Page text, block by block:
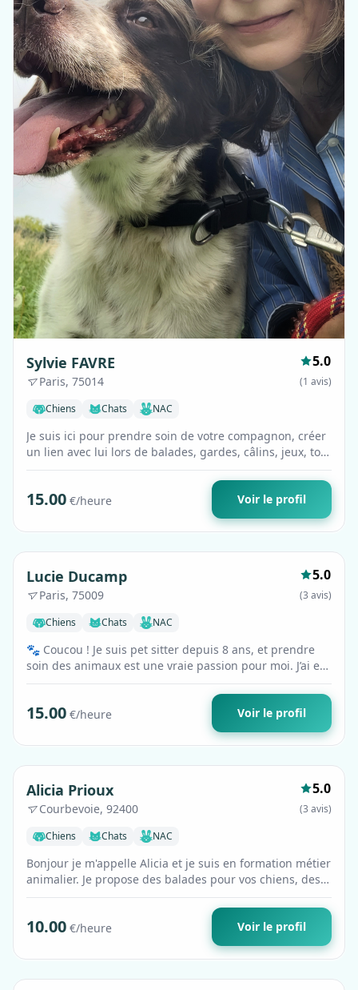
Sylvie FAVRE
Paris, 75014
5.0
(1 avis)
Chiens
Chats NAC
Je suis ici pour prendre soin de votre compagnon, créer
un lien avec lui lors de balades, gardes, câlins, jeux, tout
en construisant un rapp…
15.00 €/heure Voir le profil
Premium
Lucie Ducamp
Paris, 75009
5.0
(3 avis)
Chiens
Chats NAC
🐾 Coucou ! Je suis pet sitter depuis 8 ans, et prendre
soin des animaux est une vraie passion pour moi. J’ai eu
la chance de m’occuper de …
15.00 €/heure Voir le profil
Premium
Alicia Prioux
Courbevoie, 92400
5.0
(3 avis)
Chiens
Chats NAC
Bonjour je m'appelle Alicia et je suis en formation métier
animalier. Je propose des balades pour vos chiens, des
visites, eau, litières, …
10.00 €/heure Voir le profil